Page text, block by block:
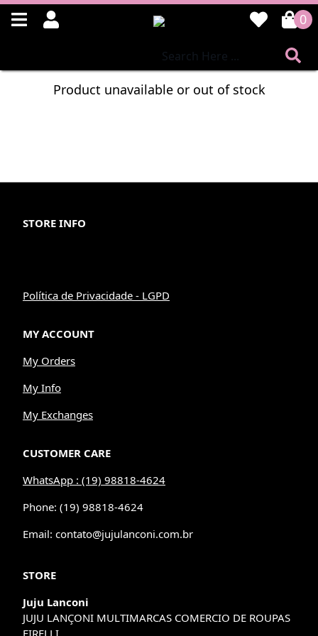
0
Product unavailable or out of stock
STORE INFO
Política de Privacidade - LGPD
MY ACCOUNT
My Orders
My Info
My Exchanges
CUSTOMER CARE
WhatsApp : (19) 98818-4624
Phone: (19) 98818-4624
Email: contato@jujulanconi.com.br
STORE
Juju Lanconi
JUJU LANÇONI MULTIMARCAS COMERCIO DE ROUPAS